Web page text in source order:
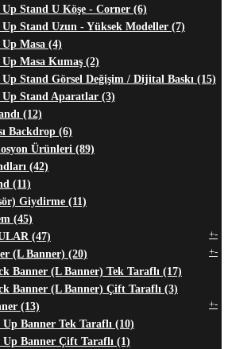
Up Stand U Köşe - Corner (6)
Up Stand Uzun - Yüksek Modeller (7)
Masa (4)
Masa Kumaş (2)
Stand Görsel Değişim / Dijital Baskı (15)
Up Stand Aparatlar (3)
(12)
Backdrop (6)
Ürünleri (89)
(42)
(11)
Giydirme (11)
(45)
(47)
+-
(L Banner) (20)
+-
Banner (L Banner) Tek Taraflı (17)
Banner (L Banner) Çift Taraflı (3)
(13)
+-
Banner Tek Taraflı (10)
Banner Çift Taraflı (1)